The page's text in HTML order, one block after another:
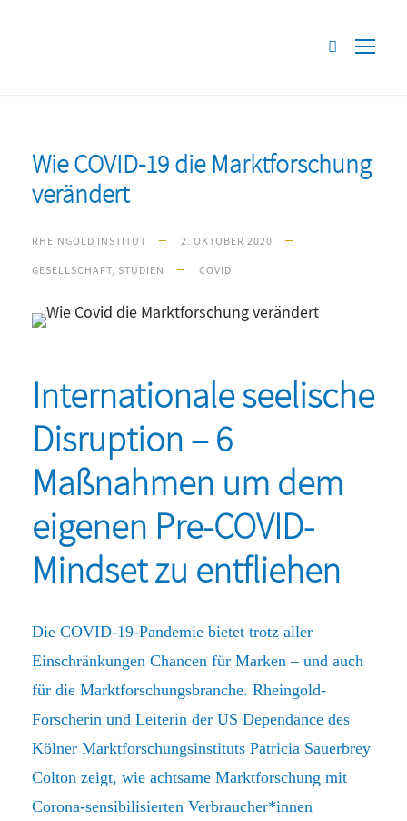
Wie COVID-19 die Marktforschung
verändert
RHEINGOLD INSTITUT
2. OKTOBER 2020
GESELLSCHAFT, STUDIEN COVID
Internationale seelische
Disruption – 6
Maßnahmen um dem
eigenen Pre-COVID-
Mindset zu entfliehen
Die COVID-19-Pandemie bietet trotz aller
Einschränkungen Chancen für Marken – und auch
für die Marktforschungsbranche. Rheingold-
Forscherin und Leiterin der US Dependance des
Kölner Marktforschungsinstituts Patricia Sauerbrey
Colton zeigt, wie achtsame Marktforschung mit
Corona-sensibilisierten Verbraucher*innen